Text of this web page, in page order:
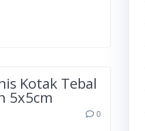
Kotak Tebal
5x5cm
0